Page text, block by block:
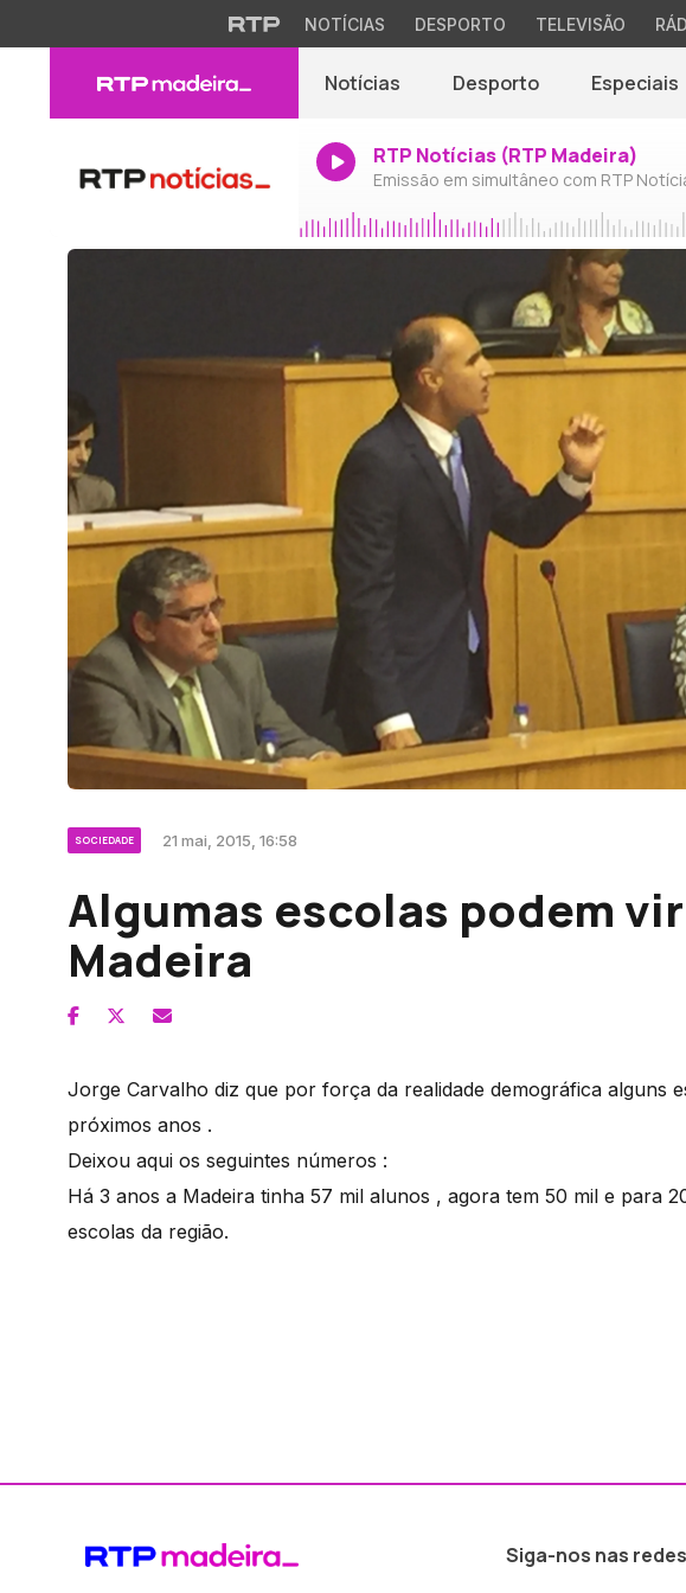
NOTÍCIAS DESPORTO TELEVISÃO
Notícias Desporto Especiais
RTP Notícias (RTP Madeira)
Emissão em simultâneo com RTP
SOCIEDADE 21 mai, 2015, 16:58
Algumas escolas podem
Madeira
Jorge Carvalho diz que por força da realidade demográfica alguns
próximos anos .
Deixou aqui os seguintes números :
Há 3 anos a Madeira tinha 57 mil alunos , agora tem 50 mil e para
escolas da região.
Siga-nos nas